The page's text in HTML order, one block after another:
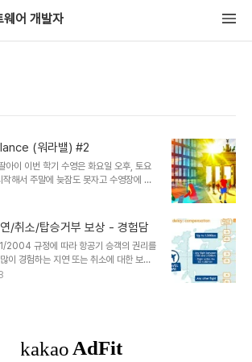
웨어 개발자
(워라밸) #2
이 이번 학기 수영은 화요일 오후, 토요
해서 주말에 늦잠도 못자고 수영장에 라
아 뭐할까 하다가 워라벨 (Work and Life
보니 작년
233 에서 한번 썼었다. 그래도 지
것이라 약간 다르게 쓸 것 같아서 이어서
육을 회사에서 듣고 있다는 것을 지난번
육을 들어면서 E3/E4 (Mercedes-
/취소/탑승거부 보상 - 경험담
2004 규정에 따라 항공기 승객의 권리를
이 경험하는 지연 또는 취소에 대한 보상
경험담과 함께 간단히 소개하고자 한다.
사유에 따라서 각각 달라지니 자세한 내
ko-kr/legal/eu-air-